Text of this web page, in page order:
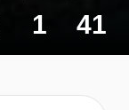
1 41